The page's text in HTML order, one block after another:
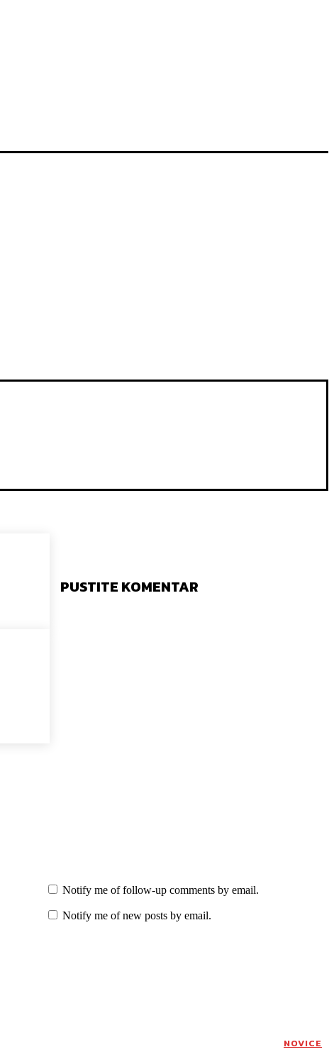
NOVICE
PUSTITE KOMENTAR
Notify me of follow-up comments by email.
Notify me of new posts by email.